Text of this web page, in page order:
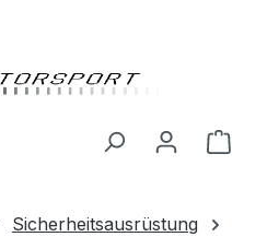
Sicherheitsausrüstung